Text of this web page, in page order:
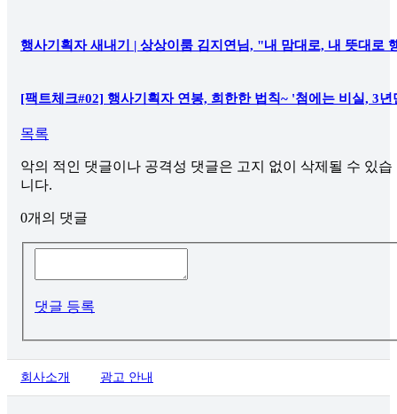
행사기획자 새내기 | 상상이룸 김지연님, "내 맘대로, 내 뜻대로
[팩트체크#02] 행사기획자 연봉, 희한한 법칙~ '첨에는 비실, 3
목록
악의 적인 댓글이나 공격성 댓글은 고지 없이 삭제될 수 있습
니다.
0개의 댓글
댓글 등록
회사소개 광고 안내